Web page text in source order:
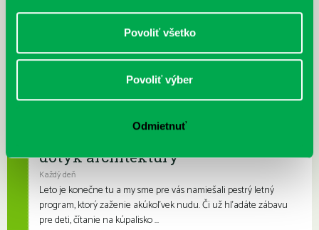
Povoliť všetko
Povoliť výber
Odmietnuť
Prečítané leto v petržalskej knižnici
Každý deň |Furdekova 1,Turnianska 10,Vavilovova 24,Vyšehradská 27
letnými aktivitami a zábavou. Na našich detských a rodinných
pobočkách si knihovní...
Leto v knižnici, knižné burzy aj
dotyk architektúry
Každý deň
Leto je konečne tu a my sme pre vás namiešali pestrý letný
program, ktorý zaženie akúkoľvek nudu. Či už hľadáte zábavu
pre deti, čítanie na kúpalisko ...